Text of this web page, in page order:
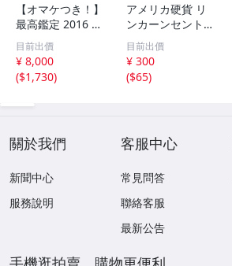
【オマケつき！】
最高鑑定 2016 中
国 10元 申年 猿
バイメタル NGC
MS69PL プルーフ
ライク 初期発行
目前出價
¥ 8,000
($1,730)
アメリカ硬貨 リ
ンカーンセント
他13枚セット 外
国コイン 古銭 コ
レクション
目前出價
¥ 300
($65)
關於我們
新聞中心
服務說明
客服中心
常見問答
聯絡客服
最新公告